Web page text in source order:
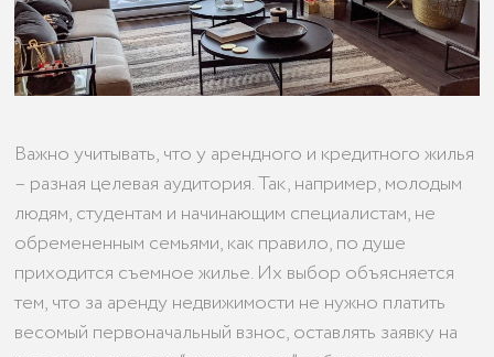
Важно учитывать, что у арендного и кредитного жилья
– разная целевая аудитория. Так, например, молодым
людям, студентам и начинающим специалистам, не
обремененным семьями, как правило, по душе
приходится съемное жилье. Их выбор объясняется
тем, что за аренду недвижимости не нужно платить
весомый первоначальный взнос, оставлять заявку на